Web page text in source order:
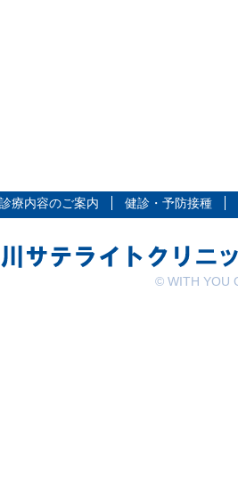
診療内容のご案内 健診・予防接種
© WITH YOU